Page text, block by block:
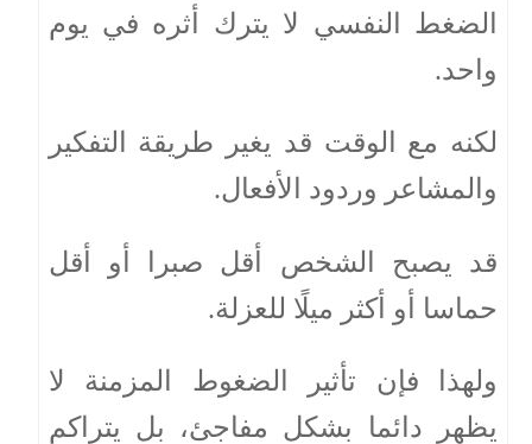
الضغط النفسي لا يترك أثره في يوم
واحد.
لكنه مع الوقت قد يغير طريقة التفكير
والمشاعر وردود الأفعال.
قد يصبح الشخص أقل صبرا أو أقل
حماسا أو أكثر ميلًا للعزلة.
ولهذا فإن تأثير الضغوط المزمنة لا
يظهر دائما بشكل مفاجئ، بل يتراكم